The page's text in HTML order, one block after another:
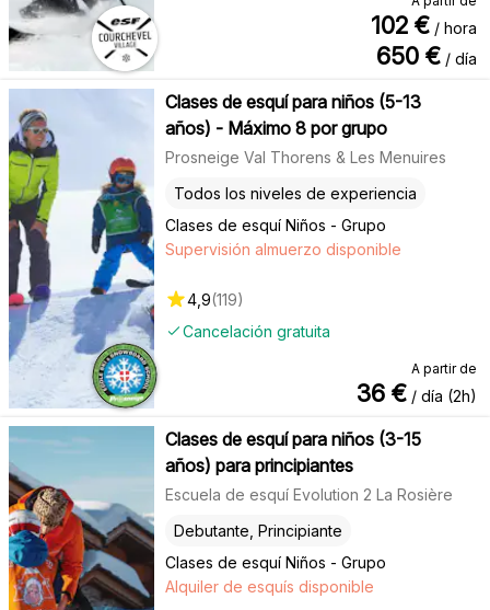
102 € / hora
650 € / día
Clases de esquí para niños (5-13
años) - Máximo 8 por grupo
Prosneige Val Thorens & Les Menuires
Clases de esquí Niños - Grupo
Todos los niveles de experiencia
Cancelación gratuita
Supervisión almuerzo disponible
4,9(119)
A partir de
36 € / día (2h)
Clases de esquí para niños (3-15
años) para principiantes
Escuela de esquí Evolution 2 La Rosière
Clases de esquí Niños - Grupo
Debutante, Principiante
Alquiler de esquís disponible